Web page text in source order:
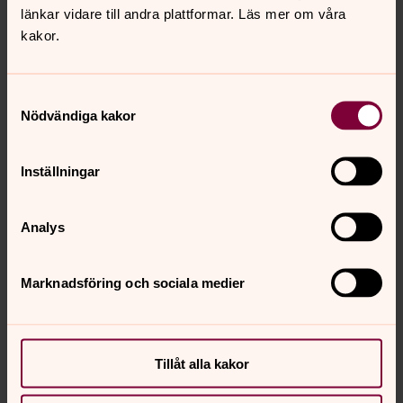
länkar vidare till andra plattformar. Läs mer om våra
kakor.
Nödvändiga kakor
Inställningar
Analys
Marknadsföring och sociala medier
Tillåt alla kakor
rikssida
Här hittar du mer information om
kyrkorna i Kinds
Synpunkter eller frågor på sidans
innehåll?